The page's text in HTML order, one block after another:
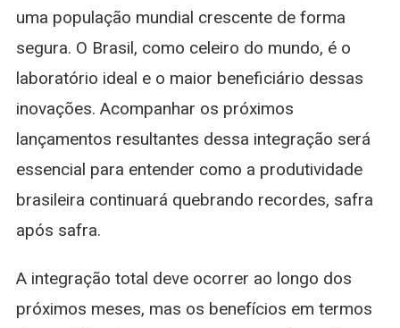
uma população mundial crescente de forma
segura. O Brasil, como celeiro do mundo, é o
laboratório ideal e o maior beneficiário dessas
inovações. Acompanhar os próximos
lançamentos resultantes dessa integração será
essencial para entender como a produtividade
brasileira continuará quebrando recordes, safra
após safra.
A integração total deve ocorrer ao longo dos
próximos meses, mas os benefícios em termos